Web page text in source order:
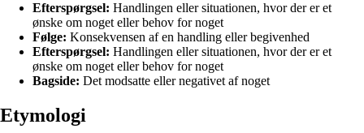
Efterspørgsel: Handlingen eller situationen, hvor der er et
ønske om noget eller behov for noget
Følge: Konsekvensen af en handling eller begivenhed
Efterspørgsel: Handlingen eller situationen, hvor der er et
ønske om noget eller behov for noget
Bagside: Det modsatte eller negativet af noget
Etymologi